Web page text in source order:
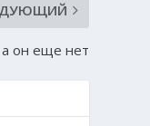
он еще нет